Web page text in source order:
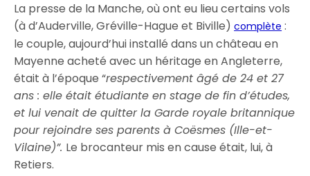
La presse de la Manche, où ont eu lieu certains vols
(à d’Auderville, Gréville-Hague et Biville)complète :
le couple, aujourd’hui installé dans un château en
Mayenne acheté avec un héritage en Angleterre,
était à l’époque “respectivement âgé de 24 et 27
ans : elle était étudiante en stage de fin d’études,
et lui venait de quitter la Garde royale britannique
pour rejoindre ses parents à Coësmes (Ille-et-
Vilaine)”. Le brocanteur mis en cause était, lui, à
Retiers.